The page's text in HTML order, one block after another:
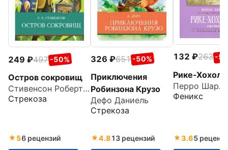
249 497 -50%
Остров сокровищ
Стивенсон Роберт Льюис
Стрекоза
56 рецензий
326 651 -50%
Приключения
Робинзона Крузо
Дефо Даниель
Стрекоза
4.813 рецензий
132 263 -
Рике-
Перро Шарль
Феникс
3.65